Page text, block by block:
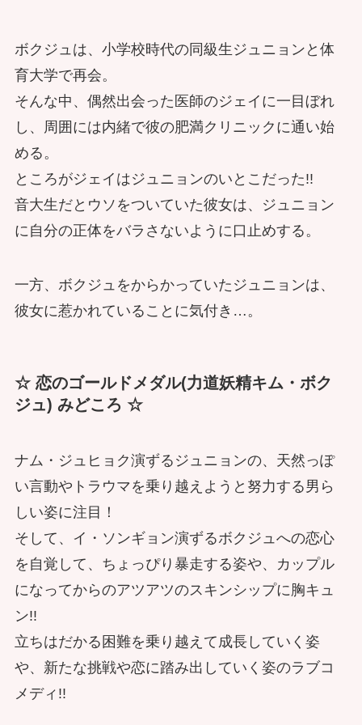
ボクジュは、小学校時代の同級生ジュニョンと体
育大学で再会。
そんな中、偶然出会った医師のジェイに一目ぼれ
し、周囲には内緒で彼の肥満クリニックに通い始
める。
ところがジェイはジュニョンのいとこだった!!
音大生だとウソをついていた彼女は、ジュニョン
に自分の正体をバラさないように口止めする。
一方、ボクジュをからかっていたジュニョンは、
彼女に惹かれていることに気付き…。
☆ 恋のゴールドメダル(力道妖精キム・ボク
ジュ) みどころ ☆
ナム・ジュヒョク演ずるジュニョンの、天然っぽ
い言動やトラウマを乗り越えようと努力する男ら
しい姿に注目！
そして、イ・ソンギョン演ずるボクジュへの恋心
を自覚して、ちょっぴり暴走する姿や、カップル
になってからのアツアツのスキンシップに胸キュ
ン!!
立ちはだかる困難を乗り越えて成長していく姿
や、新たな挑戦や恋に踏み出していく姿のラブコ
メディ!!